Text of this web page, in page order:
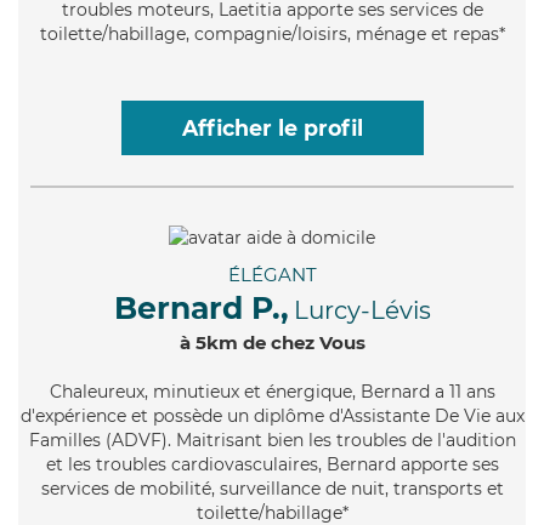
troubles moteurs, Laetitia apporte ses services de
toilette/habillage, compagnie/loisirs, ménage et repas*
Afficher le profil
ÉLÉGANT
Bernard P., Lurcy-Lévis
à 5km de chez Vous
Chaleureux, minutieux et énergique, Bernard a 11 ans
d'expérience et possède un diplôme d'Assistante De Vie aux
Familles (ADVF). Maitrisant bien les troubles de l'audition
et les troubles cardiovasculaires, Bernard apporte ses
services de mobilité, surveillance de nuit, transports et
toilette/habillage*